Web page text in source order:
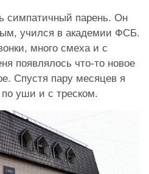
симпатичный парень. Он
учился в академии ФСБ.
много смеха и с
появлялось что-то новое
Спустя пару месяцев я
уши и с треском.